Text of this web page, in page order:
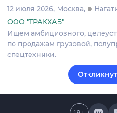
12 июля 2026 Москва
ООО "ТРАКХАБ"
Ищем амбициозного,
по продажам грузовой,
спецтехники.